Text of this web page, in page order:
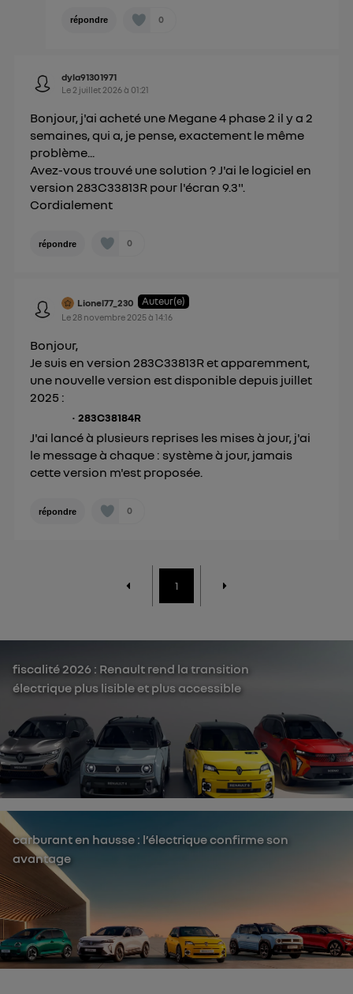
répondre 0
dyla91301971
Le 2 juillet 2026à 01:21
Bonjour, j'ai acheté une Megane 4 phase 2 il y a 2
semaines, qui a, je pense, exactement le même
problème...
Avez-vous trouvé une solution ? J'ai le logiciel en
version 283C33813R pour l'écran 9.3".
Cordialement
répondre 0
Lionel77_230 Auteur(e)
Le 28 novembre 2025à14:16
Bonjour,
Je suis en version 283C33813R et apparemment,
une nouvelle version est disponible depuis juillet
2025 :
283C38184R
J'ai lancé à plusieurs reprises les mises à jour, j'ai
le message à chaque : système à jour, jamais
cette version m'est proposée.
répondre 0
1
fiscalité 2026 : Renault rend la transition
électrique plus lisible et plus accessible
carburant en hausse : l’électrique confirme son
avantage